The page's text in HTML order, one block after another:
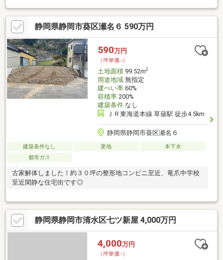
静岡県静岡市葵区瀬名６ 590万円
590万円
（坪単価:-）
土地面積99.52m2
用途地域無指定
建ぺい率60%
容積率200%
建築条件なし
ＪＲ東海道本線 草薙駅 徒歩4.5km
静岡県静岡市葵区瀬名６
建築条件なし 更地
本下水
都市ガス
古家解体しました！約３０坪の整形地コンビニ至近、竜爪中学校
至近閑静な住宅街です◎
静岡県静岡市清水区七ツ新屋 4,000万円
4,000万円
（坪単価:-）